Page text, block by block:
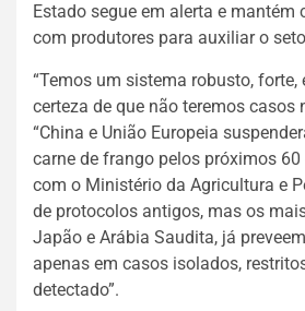
Estado segue em alerta e mantém
com produtores para auxiliar o
“Temos um sistema robusto, forte,
certeza de que não teremos casos
“China e União Europeia
carne de frango pelos próximos
com o Ministério da Agricultura e
de protocolos antigos, mas os
Japão e Arábia Saudita, já
apenas em casos isolados,
detectado”.